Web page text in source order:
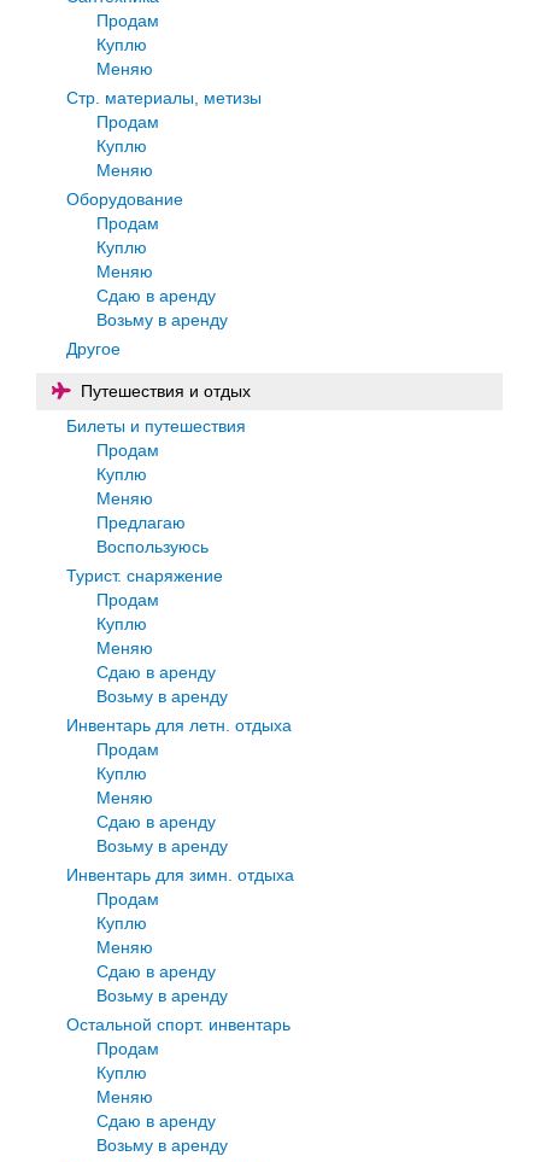
Продам
Куплю
Меняю
Стр. материалы, метизы
Продам
Куплю
Меняю
Оборудование
Продам
Куплю
Меняю
Сдаю в аренду
Возьму в аренду
Другое
Путешествия и отдых
Билеты и путешествия
Продам
Куплю
Меняю
Предлагаю
Воспользуюсь
Турист. снаряжение
Продам
Куплю
Меняю
Сдаю в аренду
Возьму в аренду
Инвентарь для летн. отдыха
Продам
Куплю
Меняю
Сдаю в аренду
Возьму в аренду
Инвентарь для зимн. отдыха
Продам
Куплю
Меняю
Сдаю в аренду
Возьму в аренду
Остальной спорт. инвентарь
Продам
Куплю
Меняю
Сдаю в аренду
Возьму в аренду